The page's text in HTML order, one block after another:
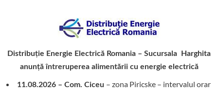
Distribuție Energie Electrică Romania – Sucursala Harghita
anunță întreruperea alimentării cu energie electrică
11.08.2026 – Com. Ciceu – zona Piricske – intervalul orar